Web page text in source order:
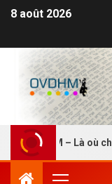
8 août 2026
HM – Là où